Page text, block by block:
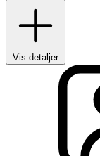
Vis detaljer